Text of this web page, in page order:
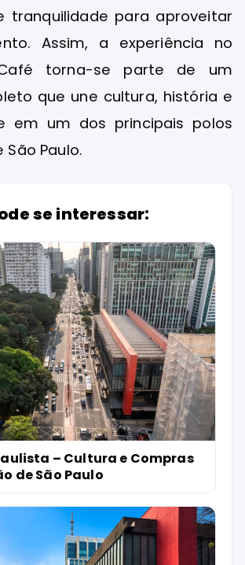
tranquilidade para aproveitar
Assim, a experiência no
torna-se parte de um
que une cultura, história e
em um dos principais polos
Paulo.
se interessar:
– Cultura e Compras
de São Paulo